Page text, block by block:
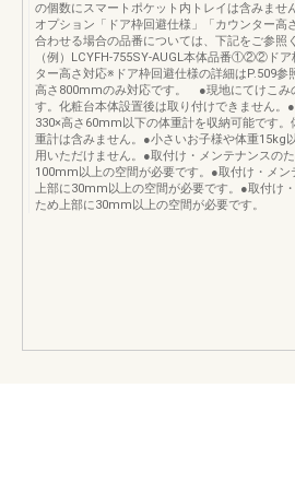
の個数にスマートポケット内トレイは含みませ
オプション「ドア枠回避仕様」「カウンター高
合わせる場合の品番については、下記をご参照
（例）LCYFH-755SY-AUGL本体品番①②②ド
ター高さ対応※ドア枠回避仕様の詳細はP.509参
高さ800mmのみ対応です。 ●現地にてけこみ
す。化粧台本体設置後は取り付けできません。
330×高さ60mm以下の体重計を収納可能です。
重計は含みません。●小さいお子様や体重15kg
用いただけません。●取付け・メンテナンスの
100mm以上の空間が必要です。●取付け・メン
上部に30mm以上の空間が必要です。●取付け
ため上部に30mm以上の空間が必要です。